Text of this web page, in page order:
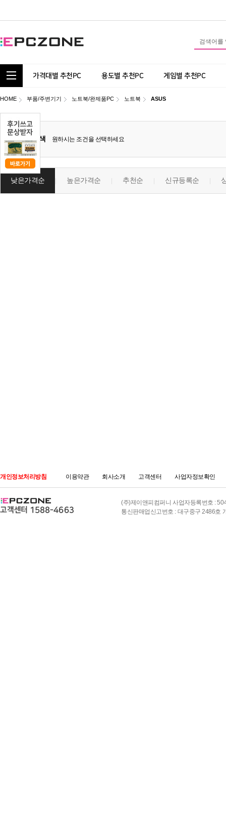
통합 카테고리 보기
가격대별 추천PC 용도별 추천PC 게임별 추천PC
HOME 부품/주변기기 노트북/완제품PC 노트북 ASUS
상세검색 원하시는 조건을 선택하세요
낮은가격순 높은가격순 추천순 신규등록순
개인정보처리방침 이용약관 회사소개 고객센터 사업자정보확인
(주)제이앤피컴퍼니 사업자등록번호 :
통신판매업신고번호 : 대구중구 2486호